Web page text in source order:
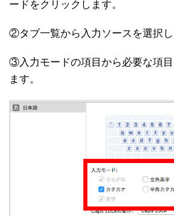
ードをクリックします。
②タブ一覧から入力ソースを選択し
③入力モードの項目から必要な項
ます。